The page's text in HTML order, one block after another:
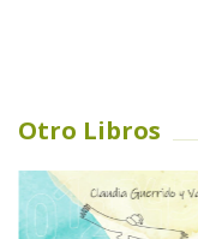
Otro Libros